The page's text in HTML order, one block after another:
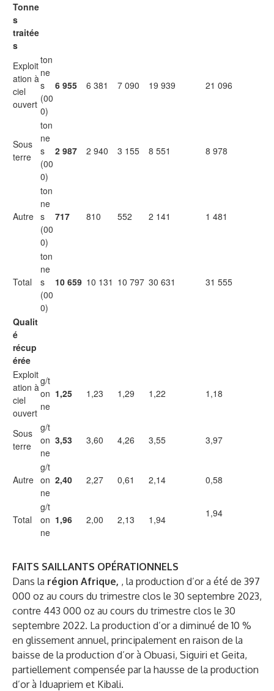
Tonne
s
traitée
s
Exploit
ation à
ciel
ouvert
ton
ne
s
(00
0)
6 955 6 381 7 090 19 939 21 096
Sous
terre
ton
ne
s
(00
0)
2 987 2 940 3 155 8 551 8 978
Autre
ton
ne
s
(00
0)
717 810 552 2 141 1 481
Total
ton
ne
s
(00
0)
10 659 10 131 10 797 30 631 31 555
Qualit
é
récup
érée
Exploit
ation à
ciel
ouvert
g/t
on
ne
1,25 1,23 1,29 1,22 1,18
Sous
terre
g/t
on
ne
3,53 3,60 4,26 3,55 3,97
Autre
g/t
on
ne
2,40 2,27 0,61 2,14 0,58
Total
g/t
on
ne
1,96 2,00 2,13 1,94
1,94
FAITS SAILLANTS OPÉRATIONNELS
Dans la région Afrique, , la production d’or a été de 397
000 oz au cours du trimestre clos le 30 septembre 2023,
contre 443 000 oz au cours du trimestre clos le 30
septembre 2022. La production d’or a diminué de 10 %
en glissement annuel, principalement en raison de la
baisse de la production d’or à Obuasi, Siguiri et Geita,
partiellement compensée par la hausse de la production
d’or à Iduapriem et Kibali.